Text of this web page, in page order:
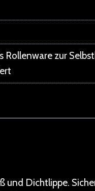
Rollenware zur
und Dichtlippe.